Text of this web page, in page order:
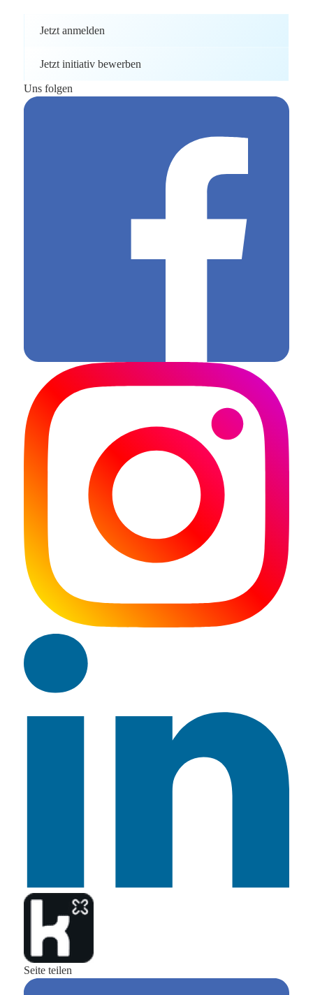
Jetzt anmelden
Jetzt initiativ bewerben
Uns folgen
Seite teilen